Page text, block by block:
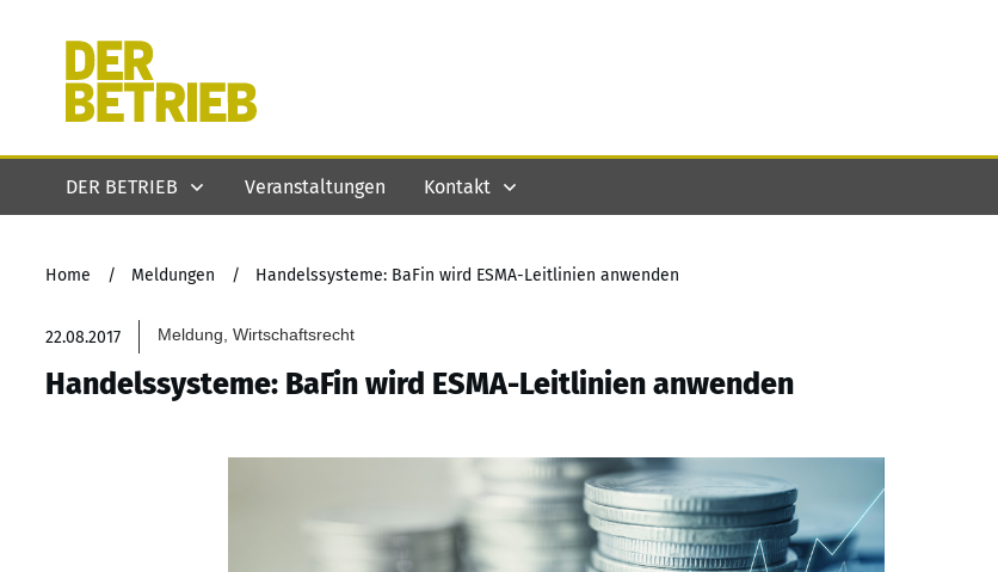
DER BETRIEB Veranstaltungen Kontakt
Home / Meldungen / Handelssysteme: BaFin wird ESMA-Leitlinien anwenden
22.08.2017 Meldung, Wirtschaftsrecht
Handelssysteme: BaFin wird ESMA-Leitlinien anwenden